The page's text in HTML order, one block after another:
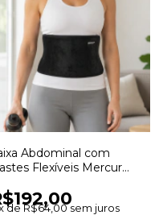
Abdominal com
Flexíveis Mercur
deR$64,00 sem juros